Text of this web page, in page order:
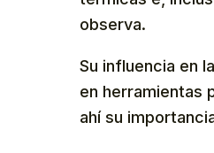
observa.
Su influencia en
en herramientas
ahí su